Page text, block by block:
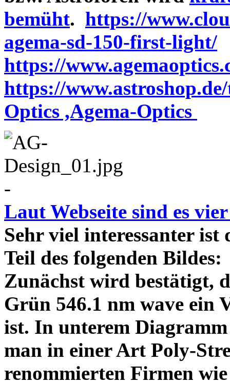
bemüht. https://
agema-sd-150-first-light/
https://
https://
Optics ,Agema-Optics
-
Laut Webseite sind es
Sehr viel interessanter
Teil des folgenden
Zunächst wird bestätigt,
Grün 546.1 nm wave ein
ist. In unterem
man in einer Art Poly-
renommierten Firmen